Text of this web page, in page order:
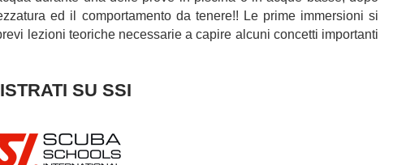
ed il comportamento da tenere!! Le prime immersioni si
lezioni teoriche necessarie a capire alcuni concetti importanti
SU SSI